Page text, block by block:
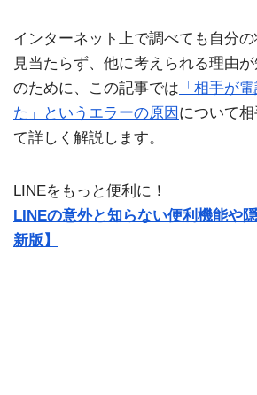
インターネット上で調べても自分
見当たらず、他に考えられる理由
のために、この記事では 「相手が
た」というエラーの原因 について
て詳しく解説します。
LINEをもっと便利に！
LINEの意外と知らない便利機能や
新版】